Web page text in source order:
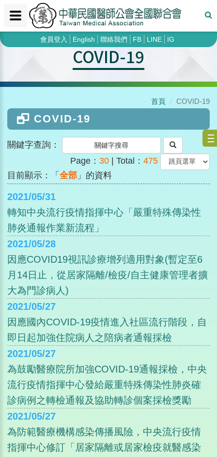
會員登入 English 聯絡我們 FB LINE IG
COVID-19
首頁 COVID-19
COVID-19
關鍵字查詢：
Page： 30 | Total： 475
目前顯示：「 全部 」的資料
2021/05/31
轉知中央流行疫情指揮中心「嚴重特殊傳染性
肺炎通報作業新流程」
2021/05/28
因應COVID19視訊診療增列適用對象(暫定至6
月14日止，從居家隔離/檢疫/自主健康管理者擴
大為門診病人)
2021/05/27
因應國內COVID-19疫情進入社區流行階段，自
即日起加強住院病人之陪病者通報採檢
2021/05/27
為鼓勵醫療院所加強COVID-19通報採檢，中央
流行疫情指揮中心發給嚴重特殊傳染性肺炎確
診病例之轉檢通報及協助轉診個案採檢獎勵
2021/05/27
為防範醫療機構感染傳播風險，中央流行疫情
指揮中心修訂「居家隔離或居家檢疫就醫感染